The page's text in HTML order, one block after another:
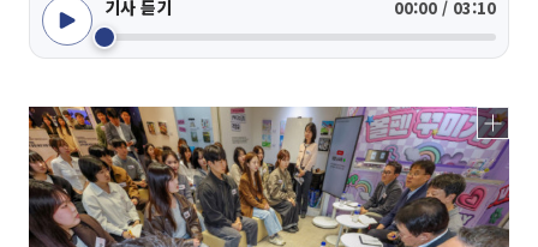
기사 듣기 00:00 / 03:10